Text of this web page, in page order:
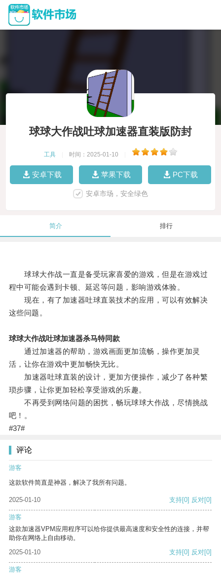
球球大作战吐球加速器直装版防封
工具 时间：2025-01-10
安卓下载 苹果下载 PC下载
安卓市场，安全绿色
简介 排行
球球大作战一直是备受玩家喜爱的游戏，但是在游戏过
程中可能会遇到卡顿、延迟等问题，影响游戏体验。
现在，有了加速器吐球直装技术的应用，可以有效解决
这些问题。
球球大作战吐球加速器杀马特同款
通过加速器的帮助，游戏画面更加流畅，操作更加灵
活，让你在游戏中更加畅快无比。
加速器吐球直装的设计，更加方便操作，减少了各种繁
琐步骤，让你更加轻松享受游戏的乐趣。
不再受到网络问题的困扰，畅玩球球大作战，尽情挑战
吧！。
#37#
评论
游客
这款软件简直是神器，解决了我所有问题。
2025-01-10 支持[0] 反对[0]
游客
这款加速器VPM应用程序可以给你提供最高速度和安全性的连接，并帮
助你在网络上自由移动。
2025-01-10
支持[0] 反对[0]
游客